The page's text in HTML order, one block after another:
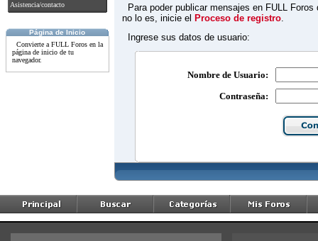
Asistencia/contacto
Página de Inicio
Convierte a FULL Foros en la
página de inicio de tu
navegador.
Para poder publicar mensajes en FULL
no lo es, inicie el Proceso de registro.
Ingrese sus datos de usuario:
Nombre de Usuario:
Contraseña: